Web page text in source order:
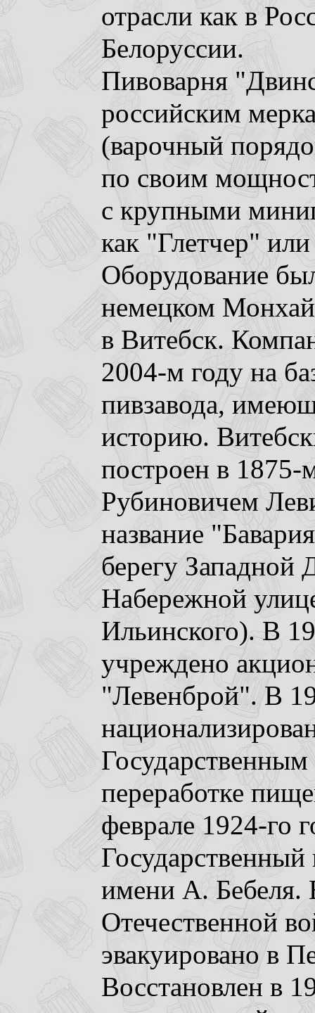
отрасли как в
Белоруссии.
Пивоварня
российским
(варочный
по своим
с крупными
как "Глетчер"
Оборудование
немецком
в Витебск.
2004-м году на
пивзавода,
историю.
построен в 1875-
Рубиновичем
название
берегу
Набережной
Ильинского). В
учреждено
"Левенброй". В
переработке
феврале 1924-го
имени А. Бебеля.
Отечественной
эвакуировано в
Восстановлен в